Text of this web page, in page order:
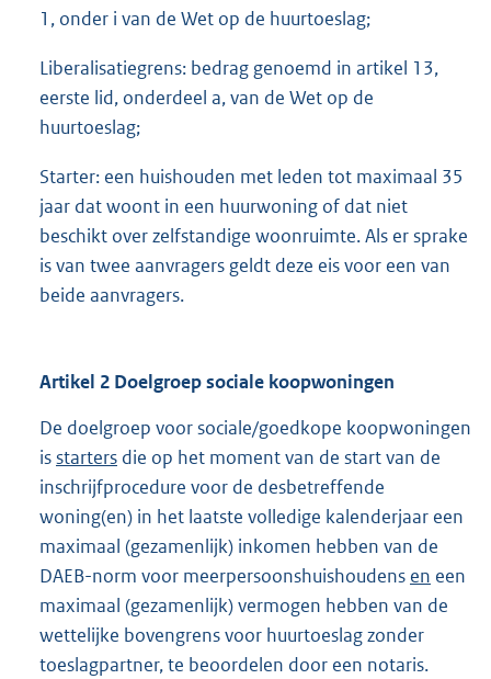
1, onder i van de Wet op de huurtoeslag;
Liberalisatiegrens: bedrag genoemd in artikel 13,
eerste lid, onderdeel a, van de Wet op de
huurtoeslag;
Starter: een huishouden met leden tot maximaal 35
jaar dat woont in een huurwoning of dat niet
beschikt over zelfstandige woonruimte. Als er sprake
is van twee aanvragers geldt deze eis voor een van
beide aanvragers.
Artikel 2 Doelgroep sociale koopwoningen
De doelgroep voor sociale/goedkope koopwoningen
isstarters die op het moment van de start van de
inschrijfprocedure voor de desbetreffende
woning(en) in het laatste volledige kalenderjaar een
maximaal (gezamenlijk) inkomen hebben van de
DAEB-norm voor meerpersoonshuishoudens en een
maximaal (gezamenlijk) vermogen hebben van de
wettelijke bovengrens voor huurtoeslag zonder
toeslagpartner, te beoordelen door een notaris.